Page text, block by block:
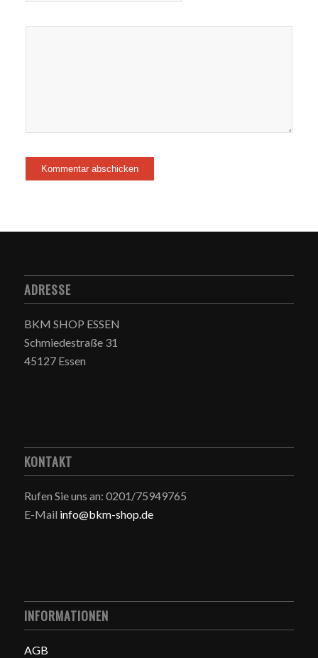
ADRESSE
BKM SHOP ESSEN
Schmiedestraße 31
45127 Essen
KONTAKT
Rufen Sie uns an: 0201/75949765
E-Mail info@bkm-shop.de
INFORMATIONEN
AGB